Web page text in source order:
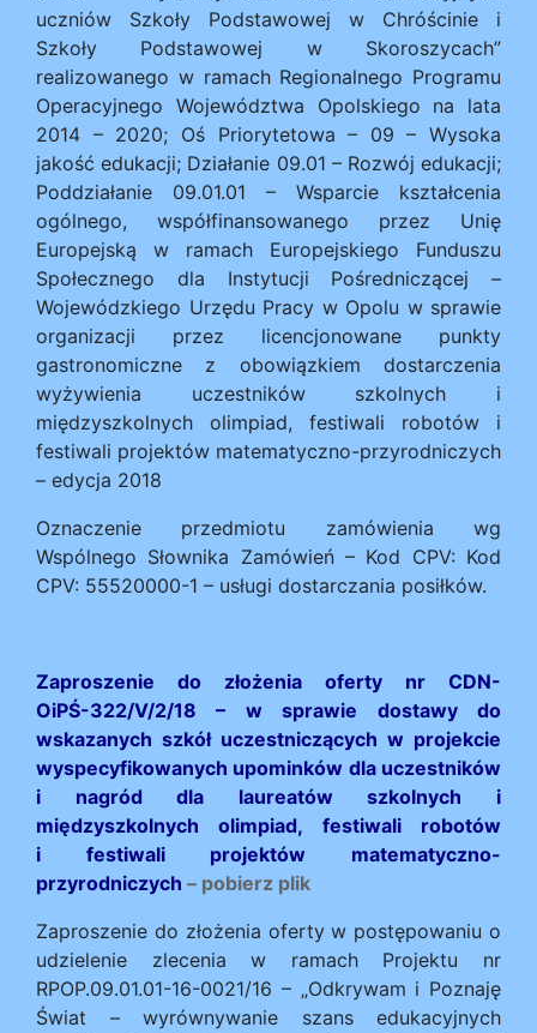
uczniów Szkoły Podstawowej w Chróścinie i
Szkoły Podstawowej w Skoroszycach”
realizowanego w ramach Regionalnego Programu
Operacyjnego Województwa Opolskiego na lata
2014 – 2020; Oś Priorytetowa – 09 – Wysoka
jakość edukacji; Działanie 09.01 – Rozwój edukacji;
Poddziałanie 09.01.01 – Wsparcie kształcenia
ogólnego, współfinansowanego przez Unię
Europejską w ramach Europejskiego Funduszu
Społecznego dla Instytucji Pośredniczącej –
Wojewódzkiego Urzędu Pracy w Opolu w sprawie
organizacji przez licencjonowane punkty
gastronomiczne z obowiązkiem dostarczenia
wyżywienia uczestników szkolnych i
międzyszkolnych olimpiad, festiwali robotów i
festiwali projektów matematyczno-przyrodniczych
– edycja 2018
Oznaczenie przedmiotu zamówienia wg
Wspólnego Słownika Zamówień – Kod CPV: Kod
CPV: 55520000-1 – usługi dostarczania posiłków.
Zaproszenie do złożenia oferty nr CDN-
OiPŚ-322/V/2/18 – w sprawie dostawy do
wskazanych szkół uczestniczących w projekcie
wyspecyfikowanych upominków dla uczestników
i nagród dla laureatów szkolnych i
międzyszkolnych olimpiad, festiwali robotów
i festiwali projektów matematyczno-
przyrodniczych – pobierz plik
Zaproszenie do złożenia oferty w postępowaniu o
udzielenie zlecenia w ramach Projektu nr
RPOP.09.01.01-16-0021/16 – „Odkrywam i Poznaję
Świat – wyrównywanie szans edukacyjnych